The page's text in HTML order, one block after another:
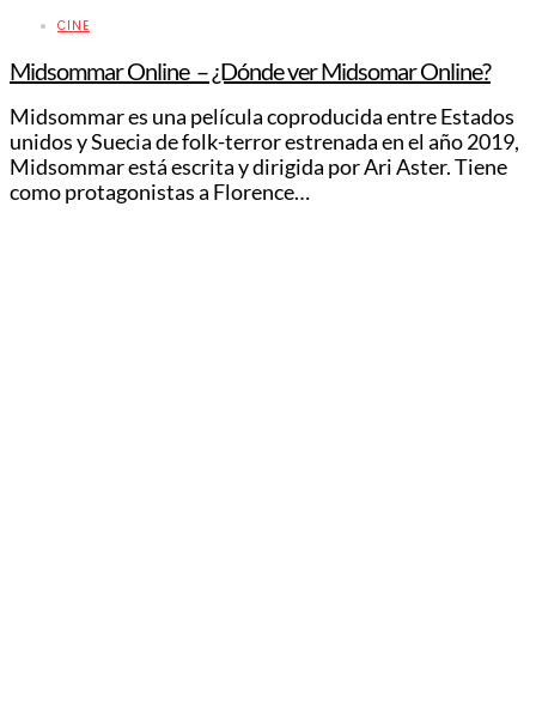
CINE
Midsommar Online – ¿Dónde ver Midsomar Online?
Midsommar es una película coproducida entre Estados
unidos y Suecia de folk-terror estrenada en el año 2019,
Midsommar está escrita y dirigida por Ari Aster. Tiene
como protagonistas a Florence…